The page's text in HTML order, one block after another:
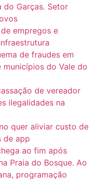
do Garças. Setor
empregos e
de fraudes em
do Vale do
de vereador
ilegalidades na
quer aliviar custo de
de app
ao fim após
Praia do Bosque. Ao
programação